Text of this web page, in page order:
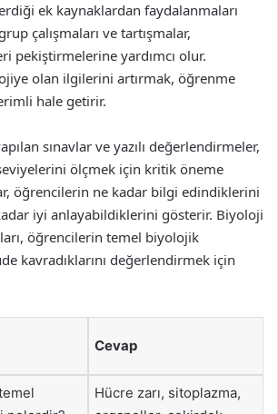
ek kaynaklardan faydalanmaları
çalışmaları ve tartışmalar,
pekiştirmelerine yardımcı olur.
olan ilgilerini artırmak, öğrenme
hale getirir.
sınavlar ve yazılı değerlendirmeler,
ölçmek için kritik öneme
öğrencilerin ne kadar bilgi edindiklerini
iyi anlayabildiklerini gösterir. Biyoloji
öğrencilerin temel biyolojik
kavradıklarını değerlendirmek için
Cevap
Hücre zarı, sitoplazma,